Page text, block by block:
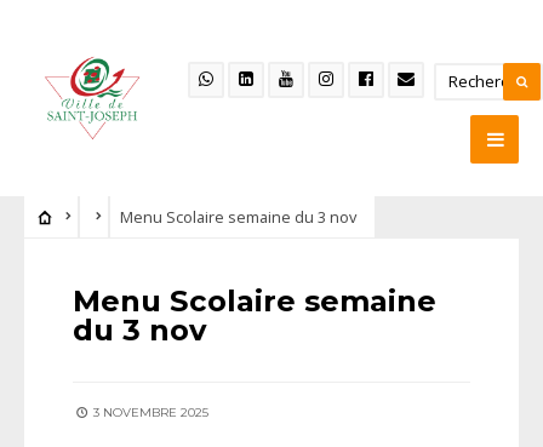
Menu Scolaire semaine du 3 nov
Menu Scolaire semaine
du 3 nov
3 NOVEMBRE 2025